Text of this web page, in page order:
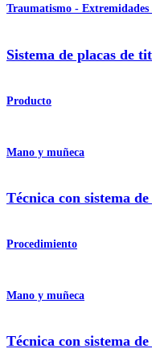
Traumatismo - Extremidades
Sistema de placas de
Producto
Mano y muñeca
Técnica con sistema
Procedimiento
Mano y muñeca
Técnica con sistema